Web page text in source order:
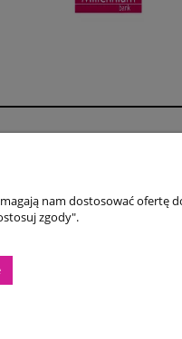
Czas i koszty dostawy
Czas realizacji zamówienia
nam dostosować
zgody".